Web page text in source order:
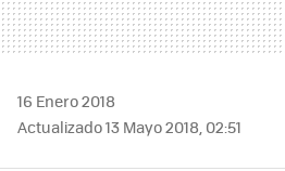
16 Enero 2018
Actualizado 13 Mayo 2018, 02:51